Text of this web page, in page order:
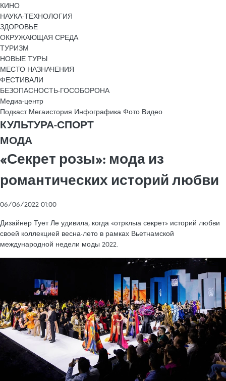
КИНО
НАУКА-ТЕХНОЛОГИЯ
ЗДОРОВЬЕ
ОКРУЖАЮЩАЯ СРЕДА
ТУРИЗМ
НОВЫЕ ТУРЫ
МЕСТО НАЗНАЧЕНИЯ
ФЕСТИВАЛИ
БЕЗОПАСНОСТЬ-ГОСОБОРОНА
Медиа-центр
Подкаст Мегаистория Инфографика Фото Видео
КУЛЬТУРА-СПОРТ
МОДА
«Секрет розы»: мода из
романтических историй любви
06/06/2022 01:00
Дизайнер Тует Ле удивила, когда «отрклыа секрет» историй любви
своей коллекцией весна-лето в рамках Вьетнамской
международной недели моды 2022.